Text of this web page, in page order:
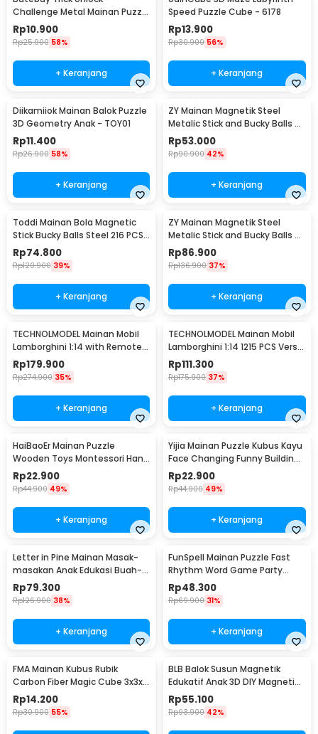
Challenge Metal Mainan Puzzle
8in1 - BT02
Rp10.900
Rp25.900 58%
+ Keranjang
Speed Puzzle Cube - 6178
Rp13.900
Rp30.900 56%
+ Keranjang
Diikamiiok Mainan Balok Puzzle
3D Geometry Anak - TOY01
Rp11.400
Rp26.900 58%
+ Keranjang
ZY Mainan Magnetik Steel
Metalic Stick and Bucky Balls -
005
Rp53.000
Rp90.900 42%
+ Keranjang
Toddi Mainan Bola Magnetic
Stick Bucky Balls Steel 216 PCS
4.6x4.6x4.6mm - TH7005A
Rp74.800
Rp120.900 39%
+ Keranjang
ZY Mainan Magnetik Steel
Metalic Stick and Bucky Balls -
J75
Rp86.900
Rp136.900 37%
+ Keranjang
TECHNOLMODEL Mainan Mobil
Lamborghini 1:14 with Remote -
JKC7101
Rp179.900
Rp274.900 35%
+ Keranjang
TECHNOLMODEL Mainan Mobil
Lamborghini 1:14 1215 PCS Versi
Statis - JKC
Rp111.300
Rp175.900 37%
+ Keranjang
HaiBaoEr Mainan Puzzle
Wooden Toys Montessori Hand
Eye Coordination - HBR36
Rp22.900
Rp44.900 49%
+ Keranjang
Yijia Mainan Puzzle Kubus Kayu
Face Changing Funny Building
Blocks - MMM-1055
Rp22.900
Rp44.900 49%
+ Keranjang
Letter in Pine Mainan Masak-
masakan Anak Edukasi Buah-
Buahan 5 PCS - LIP5
Rp79.300
Rp126.900 38%
+ Keranjang
FunSpell Mainan Puzzle Fast
Rhythm Word Game Party
Board Toy - BMP2
Rp48.300
Rp69.900 31%
+ Keranjang
FMA Mainan Kubus Rubik
Carbon Fiber Magic Cube 3x3x3
- FMM3
Rp14.200
Rp30.900 55%
BLB Balok Susun Magnetik
Edukatif Anak 3D DIY Magnetic
Blocks 100 PCS - BBL3D
Rp55.100
Rp93.900 42%